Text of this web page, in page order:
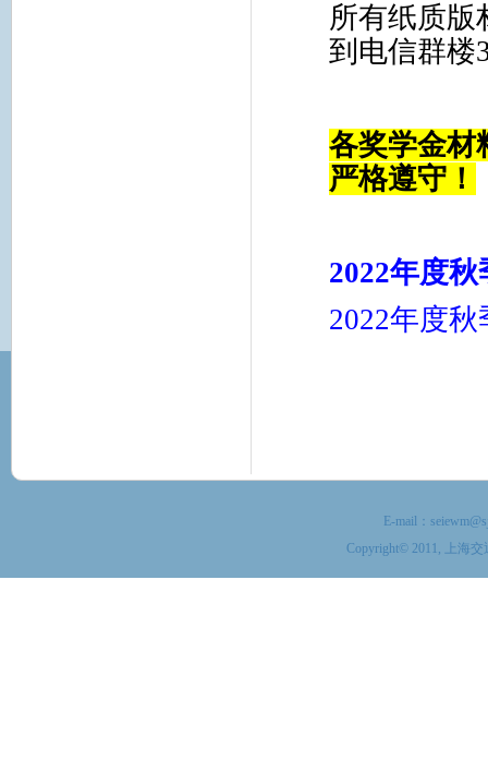
所有纸质版
到电信群楼
各奖学金材
严格遵守！
2022年度
2022年度
E-mail：
Copyright© 2011, 上海